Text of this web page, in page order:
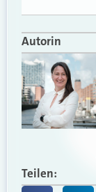
Autorin
Teilen: